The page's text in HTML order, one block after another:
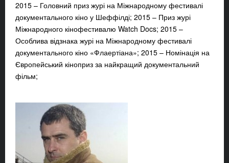
2015 – Головний приз журі на Міжнародному фестивалі
документального кіно у Шеффілді; 2015 – Приз журі
Міжнародного кінофестивалю Watch Docs; 2015 –
Особлива відзнака журі на Міжнародному фестивалі
документального кіно «Флаертіана»; 2015 – Номінація на
Європейський кіноприз за найкращий документальний
фільм;